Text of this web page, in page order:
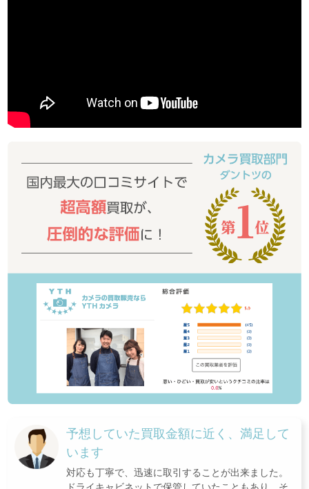
予想していた買取金額に近く、満足して
います
対応も丁寧で、迅速に取引することが出来ました。